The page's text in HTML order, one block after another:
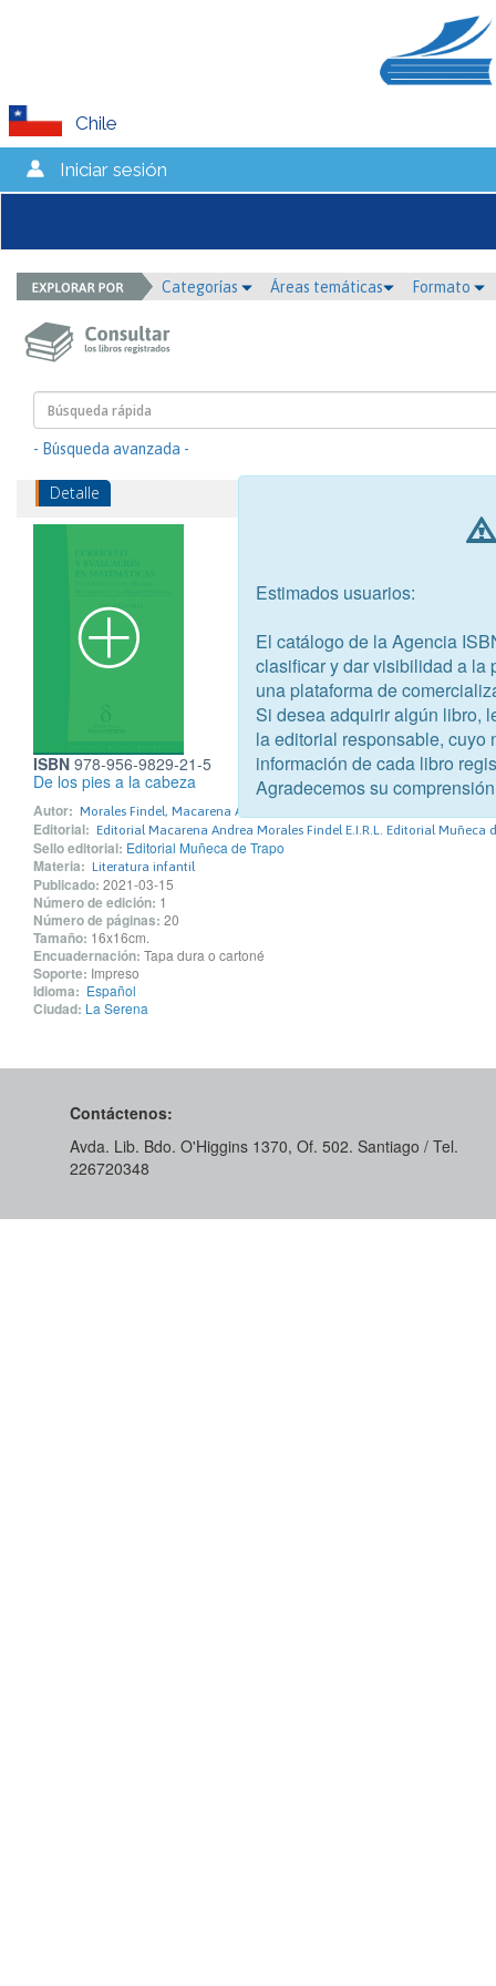
Chile
Iniciar sesión
Categorías Áreas temáticas Formato
- Búsqueda avanzada -
Detalle
ISBN 978-956-9829-21-5
De los pies a la cabeza
Autor: Morales Findel, Macarena Andrea
Editorial: Editorial Macarena Andrea Morales Findel E.I.R.L. Editorial Muñeca
Sello editorial: Editorial Muñeca de Trapo
Materia: Literatura infantil
Publicado: 2021-03-15
Número de edición: 1
Número de páginas: 20
Tamaño: 16x16cm.
Encuadernación: Tapa dura o cartoné
Soporte: Impreso
Idioma: Español
Ciudad: La Serena
Contáctenos:
Avda. Lib. Bdo. O'Higgins 1370, Of. 502. Santiago / Tel.
226720348
Estimados usuarios:
El catálogo de la Agencia
clasificar y dar visibilidad a la
una plataforma de
Si desea adquirir algún libro,
la editorial responsable, cuyo
información de cada libro
Agradecemos su